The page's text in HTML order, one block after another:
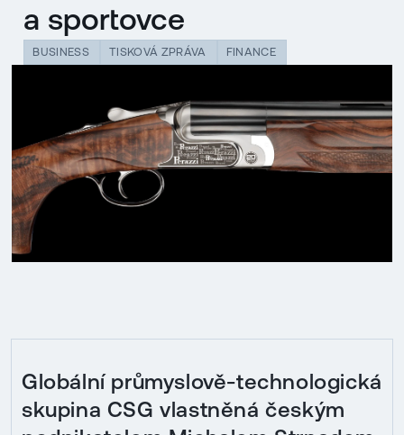
a sportovce
BUSINESS TISKOVÁ ZPRÁVA FINANCE
Globální průmyslově-technologická
skupina CSG vlastněná českým